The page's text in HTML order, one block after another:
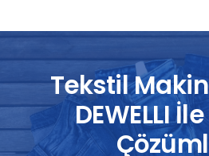
Tekstil
DEWELLI